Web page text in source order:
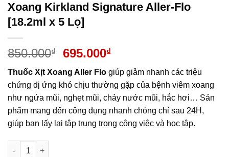
Xoang Kirkland Signature Aller-Flo
[18.2ml x 5 Lọ]
850.000₫
Giá
là:
850.000₫.
695.000₫Giá
hiện
tại
là:
695.000₫.
Thuốc Xịt Xoang Aller Flo giúp giảm nhanh các triệu
chứng dị ứng khó chịu thường gặp của bệnh viêm xoang
như ngứa mũi, nghẹt mũi, chảy nước mũi, hắc hơi… Sản
phẩm mang đến công dụng nhanh chóng chỉ sau 24H,
giúp bạn lấy lại tập trung trong công việc và học tập.
Set Xịt Giảm Các Triệu Chứng Viêm Xoang Kirkland Signature